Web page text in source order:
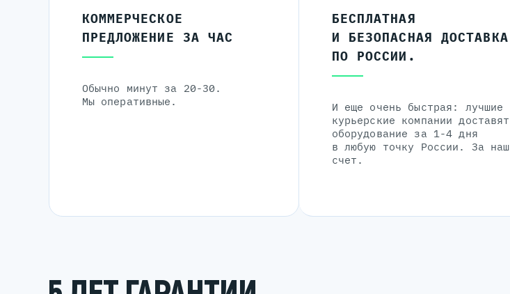
КОММЕРЧЕСКОЕ
ПРЕДЛОЖЕНИЕ ЗА ЧАС
Обычно минут за 20-30.
Мы оперативные.
БЕСПЛАТНАЯ
И БЕЗОПАСНАЯ ДОСТАВКА
ПО РОССИИ.
И еще очень быстрая: лучшие
курьерские компании доставят
оборудование за 1-4 дня
в любую точку России. За наш
счет.